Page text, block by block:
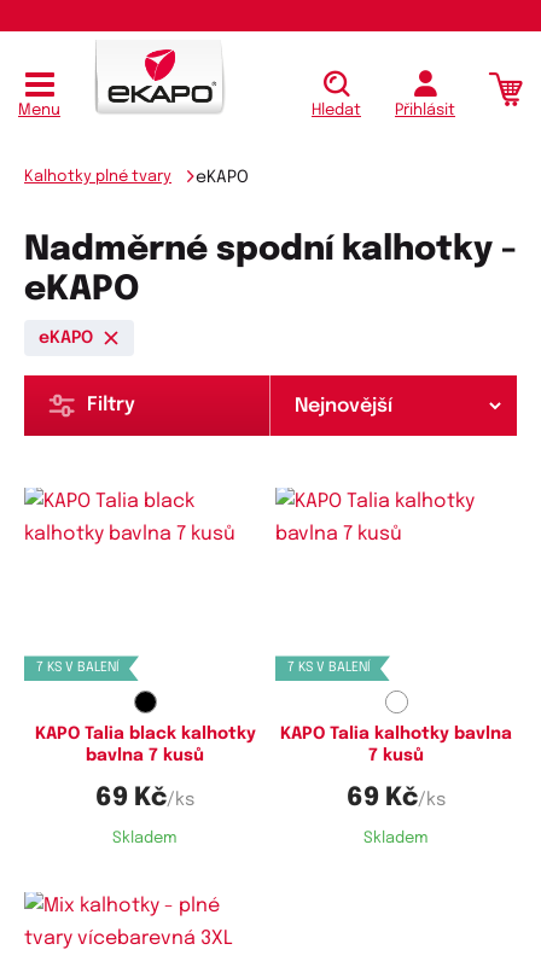
Menu Hledat Přihlásit
Kalhotky plné tvary eKAPO
Nadměrné spodní kalhotky -
eKAPO
eKAPO
Filtry
7 KS V BALENÍ
KAPO Talia black kalhotky
bavlna 7 kusů
69 Kč/ks
Skladem
7 KS V BALENÍ
KAPO Talia kalhotky bavlna
7 kusů
69 Kč/ks
Skladem